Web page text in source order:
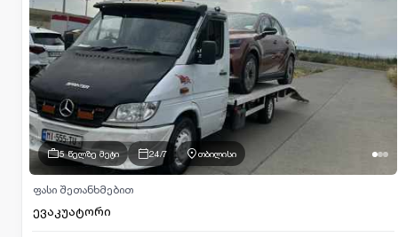
5 წელზე მეტი 24/7 თბილისი
ევაკუატორი
ფასი შეთანხმებით